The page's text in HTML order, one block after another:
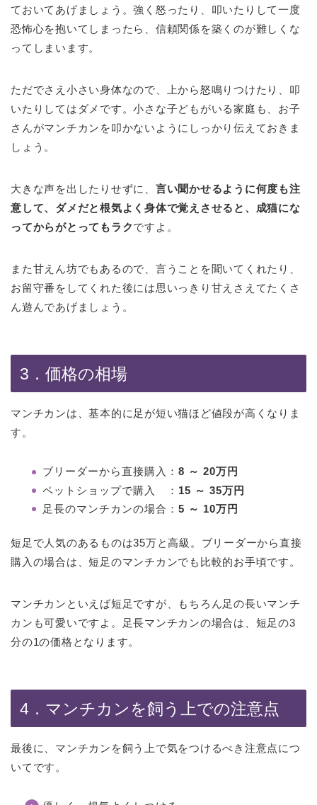
ておいてあげましょう。強く怒ったり、叩いたりして一度
恐怖心を抱いてしまったら、信頼関係を築くのが難しくな
ってしまいます。
ただでさえ小さい身体なので、上から怒鳴りつけたり、叩
いたりしてはダメです。小さな子どもがいる家庭も、お子
さんがマンチカンを叩かないようにしっかり伝えておきま
しょう。
大きな声を出したりせずに、 言い聞かせるように何度も注
意して、ダメだと根気よく身体で覚えさせると、成猫にな
ってからがとってもラクですよ。
また甘えん坊でもあるので、言うことを聞いてくれたり、
お留守番をしてくれた後には思いっきり甘えさえてたくさ
ん遊んであげましょう。
3．価格の相場
マンチカンは、基本的に足が短い猫ほど値段が高くなりま
す。
ブリーダーから直接購入： 8 ～ 20万円
ペットショップで購入 ： 15 ～ 35万円
足長のマンチカンの場合： 5 ～ 10万円
短足で人気のあるものは35万と高級。ブリーダーから直接
購入の場合は、短足のマンチカンでも比較的お手頃です。
マンチカンといえば短足ですが、もちろん足の長いマンチ
カンも可愛いですよ。足長マンチカンの場合は、短足の3
分の1の価格となります。
4．マンチカンを飼う上での注意点
最後に、マンチカンを飼う上で気をつけるべき注意点につ
いてです。